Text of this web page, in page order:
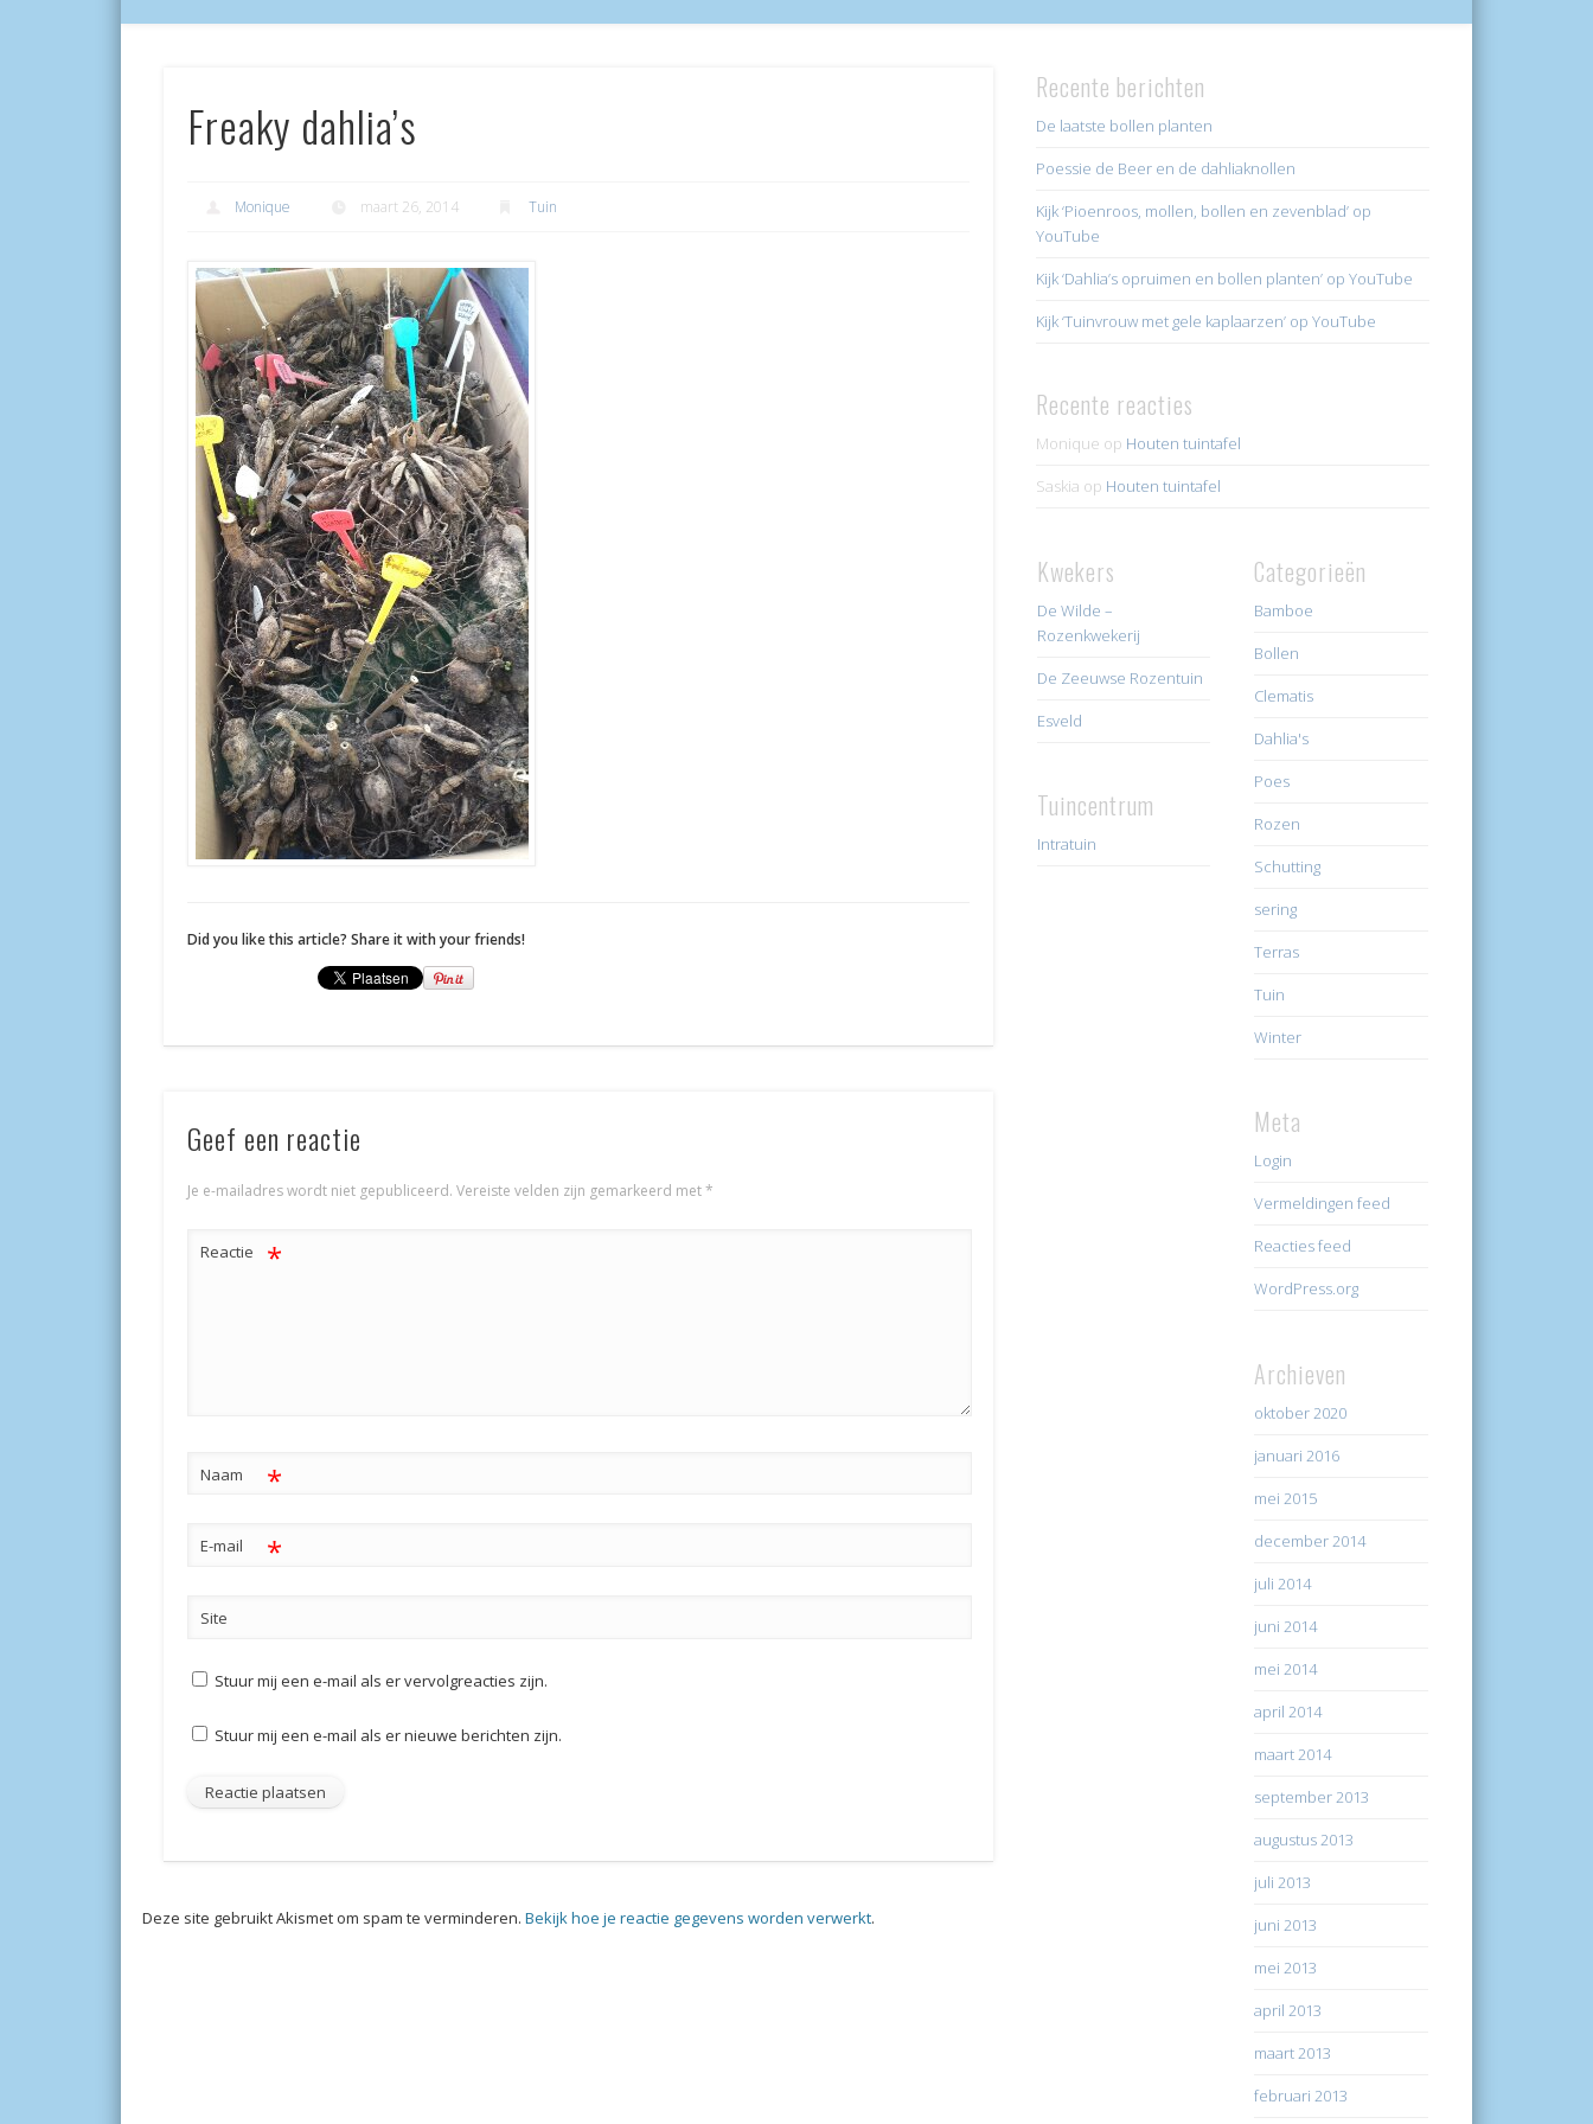
Freaky dahlia’s
Monique maart 26, 2014 Tuin
Did you like this article? Share it with your friends!
Geef een reactie
Je e-mailadres wordt niet gepubliceerd. Vereiste velden zijn gemarkeerd met*
Reactie *
Naam *
E-mail *
Site
Stuur mij een e-mail als er vervolgreacties zijn.
Stuur mij een e-mail als er nieuwe berichten zijn.
Deze site gebruikt Akismet om spam te verminderen.Bekijk hoe je reactie gegevens worden verwerkt.
Recente berichten
De laatste bollen planten
Poessie de Beer en de dahliaknollen
Kijk ‘Pioenroos, mollen, bollen en zevenblad’ op
YouTube
Kijk ‘Dahlia’s opruimen en bollen planten’ op YouTube
Kijk ‘Tuinvrouw met gele kaplaarzen’ op YouTube
Recente reacties
Monique op Houten tuintafel
Saskia op Houten tuintafel
Kwekers
De Wilde –
Rozenkwekerij
De Zeeuwse Rozentuin
Esveld
Tuincentrum
Intratuin
Categorieën
Bamboe
Bollen
Clematis
Dahlia's
Poes
Rozen
Schutting
sering
Terras
Tuin
Winter
Meta
Login
Vermeldingen feed
Reacties feed
WordPress.org
Archieven
oktober 2020
januari 2016
mei 2015
december 2014
juli 2014
juni 2014
mei 2014
april 2014
maart 2014
september 2013
augustus 2013
juli 2013
juni 2013
mei 2013
april 2013
maart 2013
februari 2013